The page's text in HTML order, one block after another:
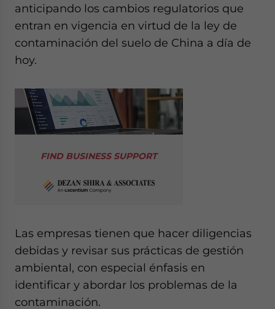
anticipando los cambios regulatorios que
entran en vigencia en virtud de la ley de
contaminación del suelo de China a día de
hoy.
FIND BUSINESS SUPPORT
Las empresas tienen que hacer diligencias
debidas y revisar sus prácticas de gestión
ambiental, con especial énfasis en
identificar y abordar los problemas de la
contaminación.